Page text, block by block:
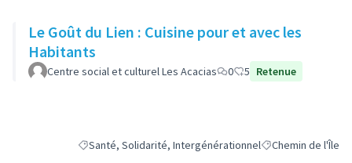
Le Goût du Lien : Cuisine pour et avec les
Habitants
Centre social et culturel Les Acacias 0 5 Retenue
Filtrer les résultats de la catégorie : Santé, Solidarité,
Santé, Solidarité, IntergénérationnelFiltrer les résultats
Chemin de l'Île